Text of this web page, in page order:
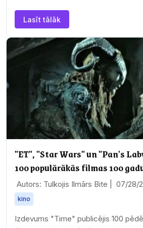
Lasīt tālāk
"ET", "Star Wars" un "Pan's
100 populārākās filmas 100
Autors: Tulkojis Ilmārs Bite | 07/28/
kino
Izdevums "Time" publicējis 100